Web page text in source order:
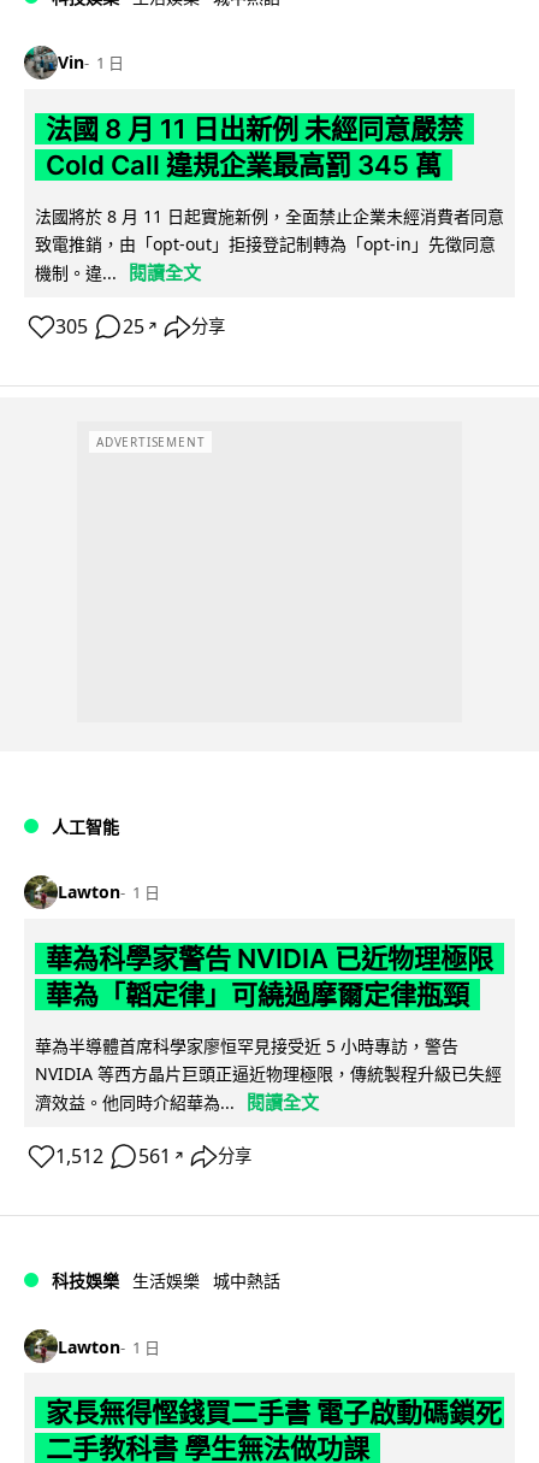
Vin 1 日
法國 8 月 11 日出新例 未經同意嚴禁
Cold Call 違規企業最高罰 345 萬
法國將於 8 月 11 日起實施新例，全面禁止企業未經消費者同意
致電推銷，由「opt-out」拒接登記制轉為「opt-in」先徵同意
機制。違...
閱讀全文
305 25 ↗ 分享
ADVERTISEMENT
人工智能
Lawton 1 日
華為科學家警告 NVIDIA 已近物理極限
華為「韜定律」可繞過摩爾定律瓶頸
華為半導體首席科學家廖恒罕見接受近 5 小時專訪，警告
NVIDIA 等西方晶片巨頭正逼近物理極限，傳統製程升級已失經
濟效益。他同時介紹華為...
閱讀全文
1,512 561 ↗ 分享
科技娛樂 生活娛樂 城中熱話
Lawton 1 日
家長無得慳錢買二手書 電子啟動碼鎖死
二手教科書 學生無法做功課